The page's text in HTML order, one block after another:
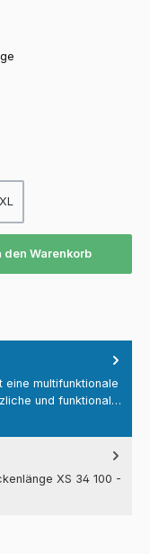
nicht verfügbar.)
ist zurzeit nicht
den Warenkorb
eine multifunktionale
und funktional…
XS 34 100 -